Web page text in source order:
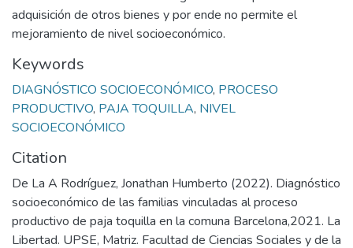
adquisición de otros bienes y por ende no permite el
mejoramiento de nivel socioeconómico.
Keywords
DIAGNÓSTICO SOCIOECONÓMICO, PROCESO
PRODUCTIVO, PAJA TOQUILLA, NIVEL
SOCIOECONÓMICO
Citation
De La A Rodríguez, Jonathan Humberto (2022). Diagnóstico
socioeconómico de las familias vinculadas al proceso
productivo de paja toquilla en la comuna Barcelona,2021. La
Libertad. UPSE, Matriz. Facultad de Ciencias Sociales y de la